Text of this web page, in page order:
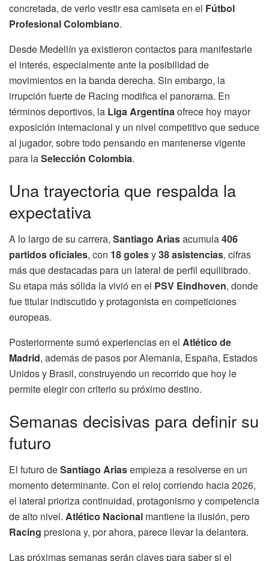
concretada, de verlo vestir esa camiseta en el Fútbol
Profesional Colombiano.
Desde Medellín ya existieron contactos para manifestarle
el interés, especialmente ante la posibilidad de
movimientos en la banda derecha. Sin embargo, la
irrupción fuerte de Racing modifica el panorama. En
términos deportivos, la Liga Argentina ofrece hoy mayor
exposición internacional y un nivel competitivo que seduce
al jugador, sobre todo pensando en mantenerse vigente
para laSelección Colombia.
Una trayectoria que respalda la
expectativa
A lo largo de su carrera, Santiago Ariasacumula406
partidos oficiales, con 18 golesy38 asistencias, cifras
más que destacadas para un lateral de perfil equilibrado.
Su etapa más sólida la vivió en el PSV Eindhoven, donde
fue titular indiscutido y protagonista en competiciones
europeas.
Posteriormente sumó experiencias en el Atlético de
Madrid, además de pasos por Alemania, España, Estados
Unidos y Brasil, construyendo un recorrido que hoy le
permite elegir con criterio su próximo destino.
Semanas decisivas para definir su
futuro
El futuro deSantiago Ariasempieza a resolverse en un
momento determinante. Con el reloj corriendo hacia 2026,
el lateral prioriza continuidad, protagonismo y competencia
de alto nivel. Atlético Nacional mantiene la ilusión, pero
Racing presiona y, por ahora, parece llevar la delantera.
Las próximas semanas serán claves para saber si el